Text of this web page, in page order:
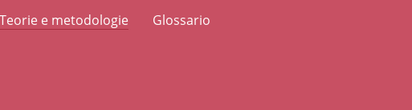
Teorie e metodologie Glossario